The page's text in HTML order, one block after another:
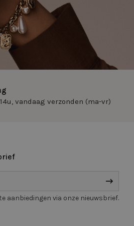
vandaag verzonden (ma-vr)
aanbiedingen via onze nieuwsbrief.